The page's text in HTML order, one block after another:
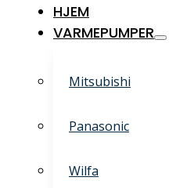
HJEM
VARMEPUMPER
Mitsubishi
Panasonic
Wilfa